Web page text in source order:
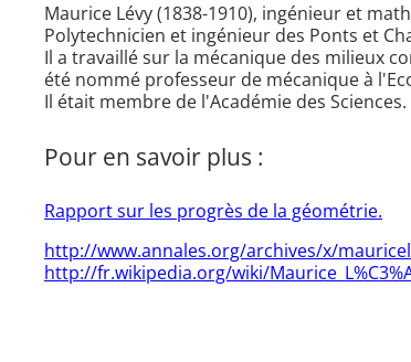
Maurice Lévy (1838-1910), ingénieur et
Polytechnicien et ingénieur des Ponts et
Il a travaillé sur la mécanique des milieux
été nommé professeur de mécanique à
Il était membre de l'Académie des Sciences.
Pour en savoir plus :
Rapport sur les progrès de la géométrie.
http://www.annales.org/archives/x/
http://fr.wikipedia.org/wiki/